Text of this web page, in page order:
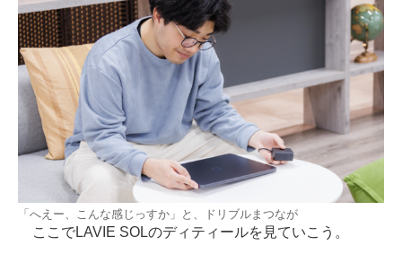
「へえー、こんな感じっすか」と、ドリブルまつなが
ここでLAVIE SOLのディティールを見ていこう。